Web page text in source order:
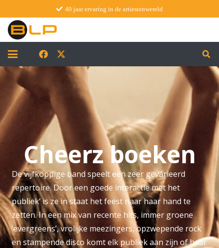
40 jaar ervaring in de artiestenwereld
Cheerz boeken
De vijfkoppige band speelt een zeer gevarieerd
repertoire. Door een goede interactie met het
publiek’ is ze in staat het feest naar haar hand te
zetten. In een mix van recente hits, immer groene
‘evergreens’, vrolijke meezingers, opzwepende rock
en stampende disco komt elk publiek aan zijn of haar